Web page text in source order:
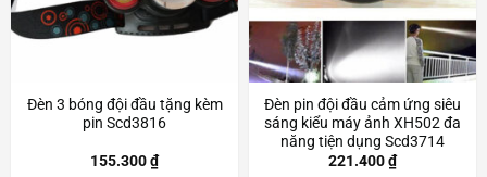
Đèn 3 bóng đội đầu tặng kèm
pin Scd3816
155.300₫
Đèn pin đội đầu cảm ứng siêu
sáng kiểu máy ảnh XH502 đa
năng tiện dụng Scd3714
221.400₫